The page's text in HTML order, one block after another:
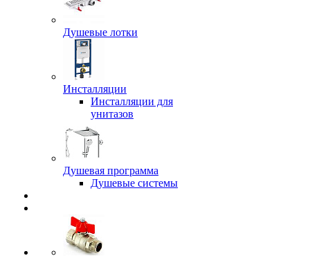
Душевые лотки
Инсталляции
Инсталляции для
унитазов
Душевая программа
Душевые системы